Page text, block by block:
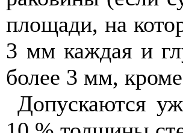
площади, на
3 мм каждая и
более 3 мм,
Допускаются